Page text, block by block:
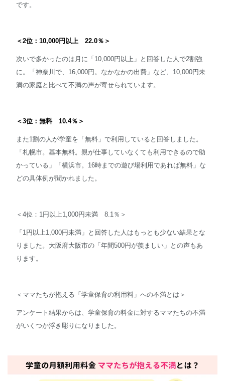
です。
＜2位：10,000円以上 22.0％＞
次いで多かったのは月に「10,000円以上」と回答した人で2割強
に。「神奈川で、16,000円。なかなかの出費」など、10,000円未
満の家庭と比べて不満の声が寄せられています。
＜3位：無料 10.4％＞
また1割の人が学童を「無料」で利用していると回答しました。
「札幌市。基本無料。親が仕事していなくても利用できるので助
かっている」「横浜市。16時までの遊び場利用であれば無料」な
どの具体例が聞かれました。
＜4位：1円以上1,000円未満 8.1％＞
「1円以上1,000円未満」と回答した人はもっとも少ない結果とな
りました。大阪府大阪市の「年間500円が羨ましい」との声もあ
ります。
＜ママたちが抱える「学童保育の利用料」への不満とは＞
アンケート結果からは、学童保育の料金に対するママたちの不満
がいくつか浮き彫りになりました。